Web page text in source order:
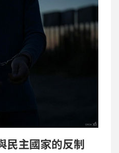
民主國家的反制